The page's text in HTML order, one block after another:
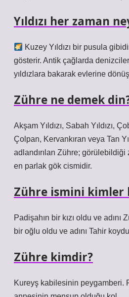
Yıldızı her zaman
Kuzey Yıldızı bir pusula
gösterir. Antik çağlarda
yıldızlara bakarak evlerine
Zühre ne demek
Akşam Yıldızı, Sabah Yıldızı,
Çolpan, Kervankıran veya Tan
adlandırılan Zühre;
en parlak gök cismidir.
Zühre ismini kimler
Padişahın bir kızı oldu ve
bir oğlu oldu ve adını Tahir
Zühre kimdir?
Kureyş kabilesinin peygamberi.